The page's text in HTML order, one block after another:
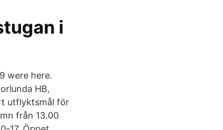
i
were here.
HB,
utflyktsmål för
från 13.00